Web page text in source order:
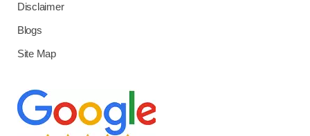
Disclaimer
Blogs
Site Map